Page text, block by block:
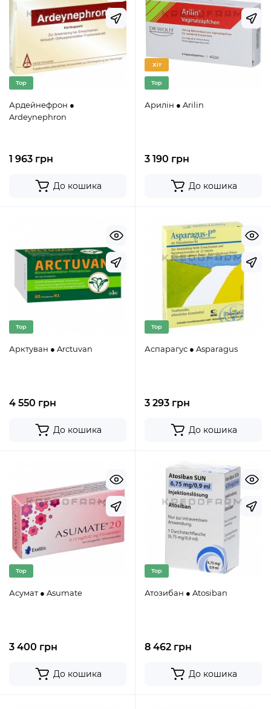
Top
Ардейнефрон ●
Ardeynephron
1 963 грн
До кошика
Хіт
Top
Арилін ● Arilin
3 190 грн
До кошика
Top
Арктуван ● Arctuvan
4 550 грн
До кошика
Top
Аспарагус ● Asparagus
3 293 грн
До кошика
Top
Асумат ● Asumate
3 400 грн
До кошика
Top
Атозибан ● Atosiban
8 462 грн
До кошика